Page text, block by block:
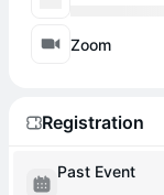
Zoom
Registration
Past Event